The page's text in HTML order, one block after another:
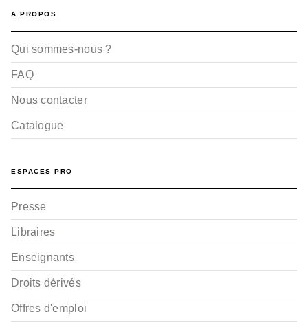
A PROPOS
Qui sommes-nous ?
FAQ
Nous contacter
Catalogue
ESPACES PRO
Presse
Libraires
Enseignants
Droits dérivés
Offres d'emploi